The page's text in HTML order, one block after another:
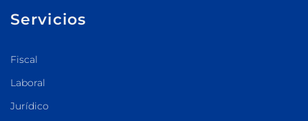
Servicios
Fiscal
Laboral
Jurídico